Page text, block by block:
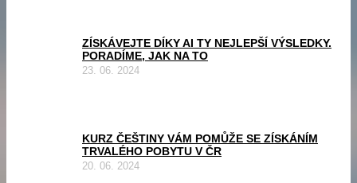
ZÍSKÁVEJTE DÍKY AI TY NEJLEPŠÍ VÝSLEDKY.
PORADÍME, JAK NA TO
23. 06. 2024
KURZ ČEŠTINY VÁM POMŮŽE SE ZÍSKÁNÍM
TRVALÉHO POBYTU V ČR
20. 06. 2024